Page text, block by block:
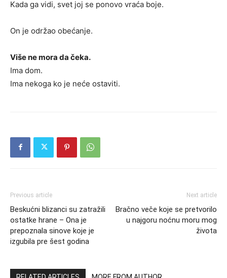
Kada ga vidi, svet joj se ponovo vraća boje.
On je održao obećanje.
Više ne mora da čeka.
Ima dom.
Ima nekoga ko je neće ostaviti.
Previous article
Beskućni blizanci su zatražili
ostatke hrane – Ona je
prepoznala sinove koje je
izgubila pre šest godina
Next article
Bračno veče koje se pretvorilo
u najgoru noćnu moru mog
života